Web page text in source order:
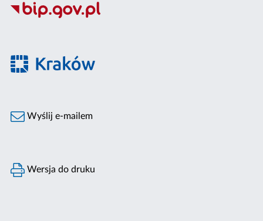
Wyślij e-mailem
Wersja do druku